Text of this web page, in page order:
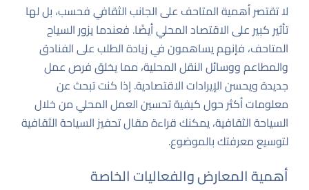
لا تقتصر أهمية المتاحف على الجانب الثقافي فحسب، بل لها
تأثير كبير على الاقتصاد المحلي أيضًا. فعندما يزور السياح
المتاحف، فإنهم يساهمون في زيادة الطلب على الفنادق
والمطاعم ووسائل النقل المحلية، مما يخلق فرص عمل
جديدة ويحسن الإيرادات الاقتصادية. إذا كنت تبحث عن
معلومات أكثر حول كيفية تحسين العمل المحلي من خلال
السياحة الثقافية، يمكنك قراءة مقالتحفيز السياحة الثقافية
لتوسيع معرفتك بالموضوع.
أهمية المعارض والفعاليات الخاصة